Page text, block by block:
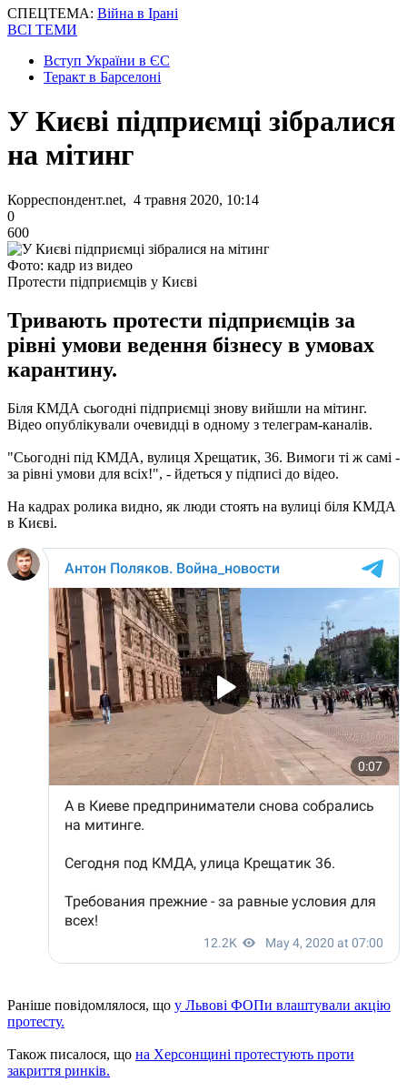
СПЕЦТЕМА: Війна в Ірані
ВСІ ТЕМИ
Вступ України в ЄС
Теракт в Барселоні
У Києві підприємці зібралися
на мітинг
Корреспондент.net, 4 травня 2020, 10:14
0
600
Фото: кадр из видео
Протести підприємців у Києві
Тривають протести підприємців за
рівні умови ведення бізнесу в умовах
карантину.
Біля КМДА сьогодні підприємці знову вийшли на мітинг.
Відео опублікували очевидці в одному з телеграм-каналів.
"Сьогодні під КМДА, вулиця Хрещатик, 36. Вимоги ті ж самі -
за рівні умови для всіх!", - йдеться у підписі до відео.
На кадрах ролика видно, як люди стоять на вулиці біля КМДА
в Києві.
Раніше повідомлялося, що у Львові ФОПи влаштували акцію
протесту.
Також писалося, що на Херсонщині протестують проти
закриття ринків.